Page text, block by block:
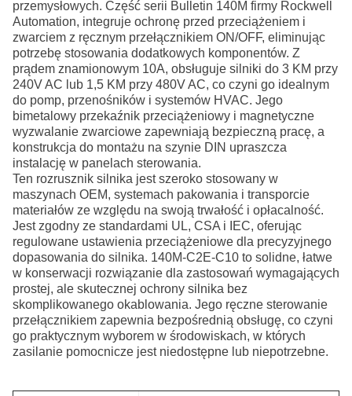
przemysłowych. Część serii Bulletin 140M firmy Rockwell
Automation, integruje ochronę przed przeciążeniem i
zwarciem z ręcznym przełącznikiem ON/OFF, eliminując
potrzebę stosowania dodatkowych komponentów. Z
prądem znamionowym 10A, obsługuje silniki do 3 KM przy
240V AC lub 1,5 KM przy 480V AC, co czyni go idealnym
do pomp, przenośników i systemów HVAC. Jego
bimetalowy przekaźnik przeciążeniowy i magnetyczne
wyzwalanie zwarciowe zapewniają bezpieczną pracę, a
konstrukcja do montażu na szynie DIN upraszcza
instalację w panelach sterowania.
Ten rozrusznik silnika jest szeroko stosowany w
maszynach OEM, systemach pakowania i transporcie
materiałów ze względu na swoją trwałość i opłacalność.
Jest zgodny ze standardami UL, CSA i IEC, oferując
regulowane ustawienia przeciążeniowe dla precyzyjnego
dopasowania do silnika. 140M-C2E-C10 to solidne, łatwe
w konserwacji rozwiązanie dla zastosowań wymagających
prostej, ale skutecznej ochrony silnika bez
skomplikowanego okablowania. Jego ręczne sterowanie
przełącznikiem zapewnia bezpośrednią obsługę, co czyni
go praktycznym wyborem w środowiskach, w których
zasilanie pomocnicze jest niedostępne lub niepotrzebne.